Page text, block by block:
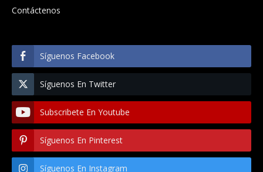
Contáctenos
Síguenos Facebook
Síguenos En Twitter
Subscribete En Youtube
Síguenos En Pinterest
Síguenos En Instagram